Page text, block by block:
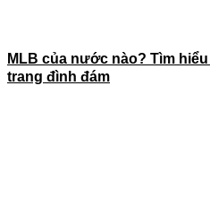
MLB của nước nào? Tìm
trang đình đám